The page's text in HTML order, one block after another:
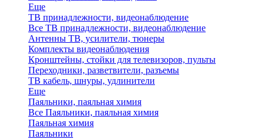
Еще
ТВ принадлежности, видеонаблюдение
Все ТВ принадлежности, видеонаблюдение
Антенны ТВ, усилители, тюнеры
Комплекты видеонаблюдения
Кронштейны, стойки для телевизоров, пульты
Переходники, разветвители, разъемы
ТВ кабель, шнуры, удлинители
Еще
Паяльники, паяльная химия
Все Паяльники, паяльная химия
Паяльная химия
Паяльники